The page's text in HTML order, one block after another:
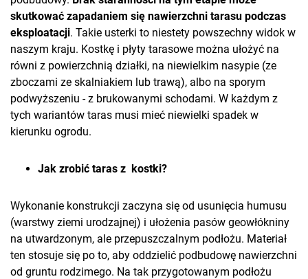
skutkować zapadaniem się nawierzchni tarasu podczas
eksploatacji. Takie usterki to niestety powszechny widok w
naszym kraju. Kostkę i płyty tarasowe można ułożyć na
równi z powierzchnią działki, na niewielkim nasypie (ze
zboczami ze skalniakiem lub trawą), albo na sporym
podwyższeniu - z brukowanymi schodami. W każdym z
tych wariantów taras musi mieć niewielki spadek w
kierunku ogrodu.
Jak zrobić taras z kostki?
Wykonanie konstrukcji zaczyna się od usunięcia humusu
(warstwy ziemi urodzajnej) i ułożenia pasów geowłókniny
na utwardzonym, ale przepuszczalnym podłożu. Materiał
ten stosuje się po to, aby oddzielić podbudowę nawierzchni
od gruntu rodzimego. Na tak przygotowanym podłożu